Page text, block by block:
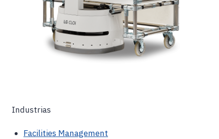
Industrias
Facilities Management